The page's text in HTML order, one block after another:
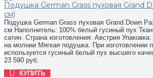
Подушка German Grass пуховая Grand
см)
Подушка German Grass пуховая Grand Down
см Наполнитель: 100% белый гусиный пух
сатин. Страна изготовления: Австрия
на молнии Мягкая подушка. При изготовлении
используется гусиный белый пух высшего
23 590 руб.
КУПИТЬ